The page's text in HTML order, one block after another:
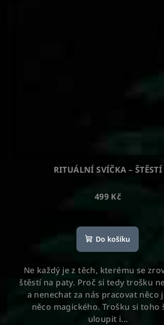
RITUÁLNÍ SVÍČKA – ŠTĚSTÍ
499 Kč
hodnocení
produktu
je
5,0
z
5
hvězdiček.
Do košíku
Ne každý je z těch, kterému se
štěstí na paty. Proč si tedy trošku
a nenechat za nás pracovat něco
něco magického. Trošku si toho
uloupit i...